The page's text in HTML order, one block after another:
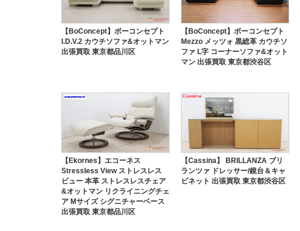
【BoConcept】ボーコンセプト
I.D.V.2 カウチソファ&オットマン
出張買取 東京都品川区
【BoConcept】ボーコンセプト
Mezzo メッツォ 黒総革 カウチソ
ファ L字 コーナーソファ&オット
マン 出張買取 東京都渋谷区
【Ekornes】エコーネス
Stressless View ストレスレス
ビュー 本革 ストレスレスチェア
&オットマン リクライニングチェ
ア Mサイズ シグニチャーベース
出張買取 東京都品川区
【Cassina】 BRILLANZA ブリ
ランツァ ドレッサー/鏡台＆キャ
ビネット 出張買取 東京都渋谷区